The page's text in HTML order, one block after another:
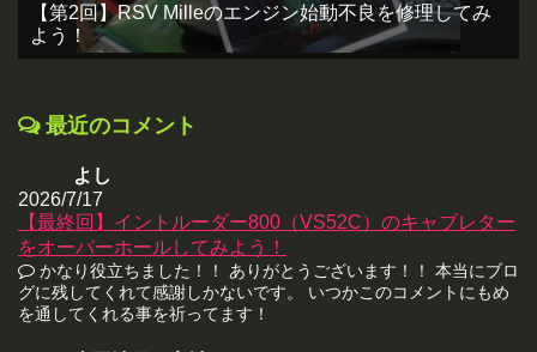
【第2回】RSV Milleのエンジン始動不良を修理してみ
よう！
最近のコメント
よし
2026/7/17
【最終回】イントルーダー800（VS52C）のキャブレター
をオーバーホールしてみよう！
かなり役立ちました！！ ありがとうございます！！ 本当にブロ
グに残してくれて感謝しかないです。 いつかこのコメントにもめ
を通してくれる事を祈ってます！